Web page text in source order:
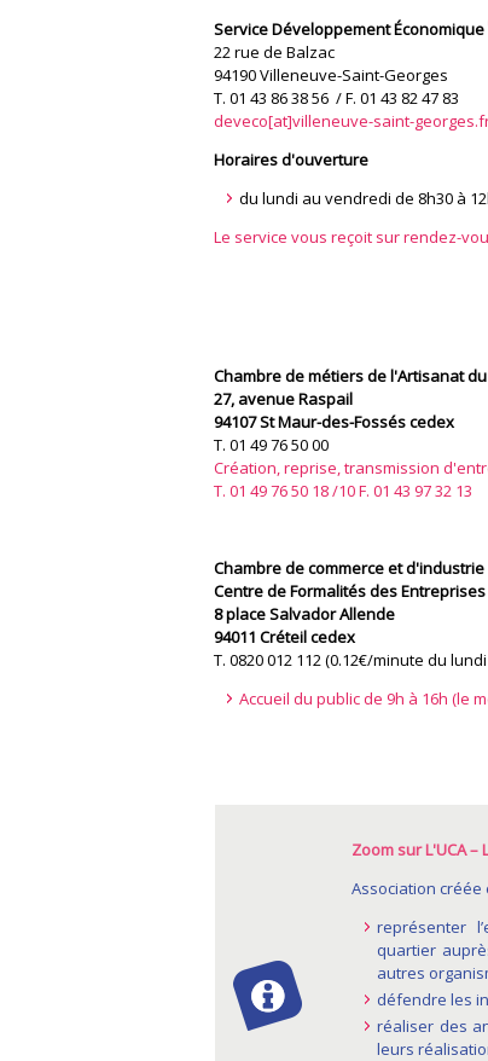
Service Développement Économique
22 rue de Balzac
94190 Villeneuve-Saint-Georges
T. 01 43 86 38 56 / F. 01 43 82 47 83
deveco[at]villeneuve-saint-
Horaires d'ouverture
du lundi au vendredi de 8h30 à
Le service vous reçoit sur rendez-
Chambre de métiers de l'Artisanat
27, avenue Raspail
94107 St Maur-des-Fossés cedex
T. 01 49 76 50 00
Création, reprise, transmission
T. 01 49 76 50 18 /10 F. 01 43 97 32 13
Chambre de commerce et
Centre de Formalités des Entreprises
8 place Salvador Allende
94011 Créteil cedex
T. 0820 012 112 (0.12€/minute du
Accueil du public de 9h à 16h (le
Zoom sur L'UCA
Association créée
représenter
quartier
autres
défendre les
réaliser des
leurs